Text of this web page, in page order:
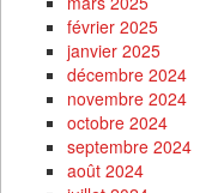
février 2025
janvier 2025
décembre 2024
novembre 2024
octobre 2024
septembre 2024
août 2024